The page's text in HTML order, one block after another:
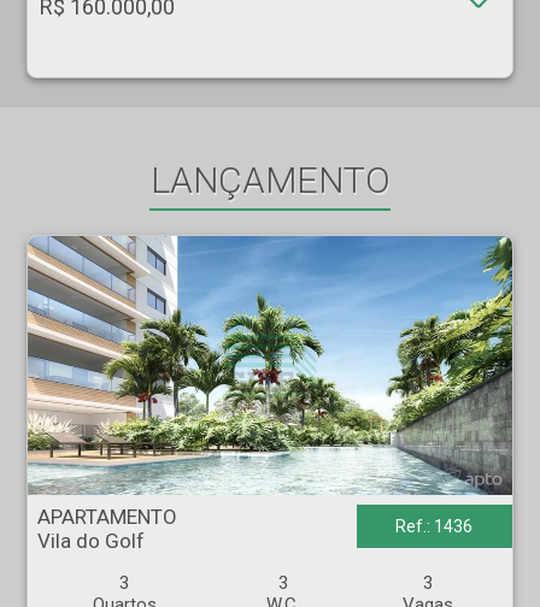
R$ 160.000,00
LANÇAMENTO
APARTAMENTO - Vila do Golf - Ribeirão Preto
APARTAMENTO
Vila do Golf
Ref.: 1436
3
3
3